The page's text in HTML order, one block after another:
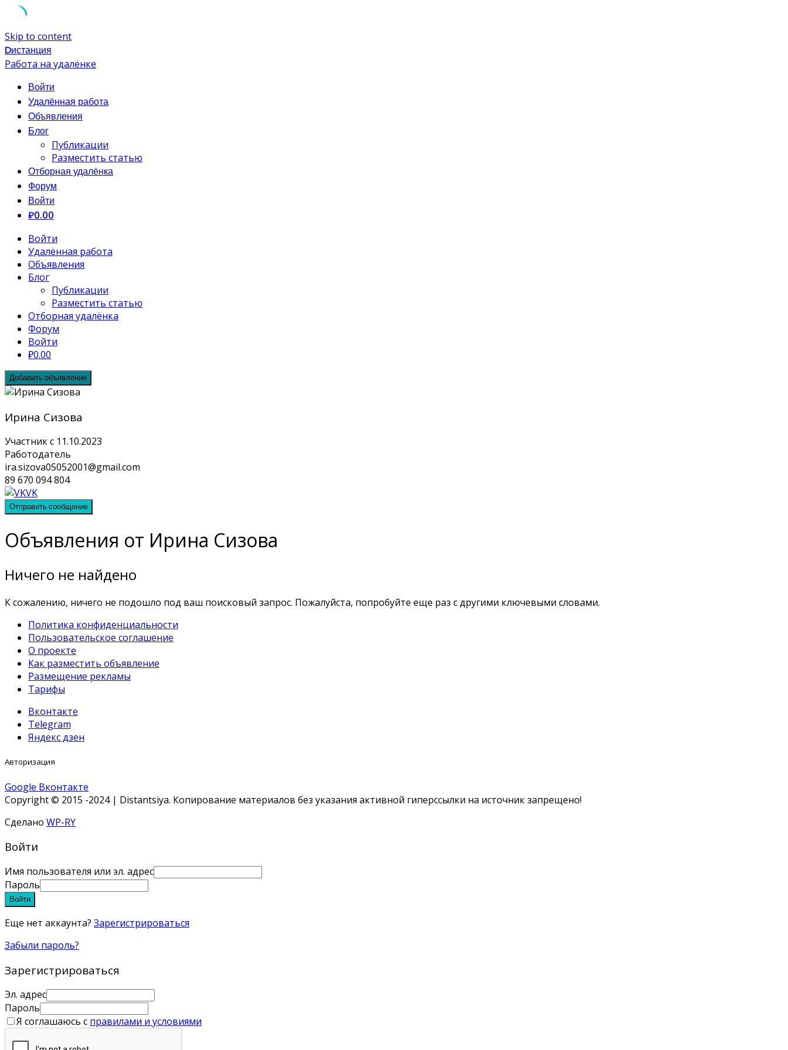
Skip to content
Dистанция
Работа на удалёнке
Войти
Удалённая работа
Объявления
Блог
Публикации
Разместить статью
Отборная удалёнка
Форум
Войти
₽0.00
Войти
Удалённая работа
Объявления
Блог
Публикации
Разместить статью
Отборная удалёнка
Форум
Войти
₽0.00
Добавить объявление
Ирина Сизова
Участник с 11.10.2023
Работодатель
ira.sizova05052001@gmail.com
89 670 094 804
VK
Отправить сообщение
Объявления от Ирина Сизова
Ничего не найдено
К сожалению, ничего не подошло под ваш поисковый запрос. Пожалуйста, попробуйте еще раз с другими ключевыми словами.
Политика конфиденциальности
Пользовательское соглашение
О проекте
Как разместить объявление
Размещение рекламы
Тарифы
Вконтакте
Telegram
Яндекс дзен
Авторизация
Google Вконтакте
Copyright © 2015 -2024 | Distantsiya. Копирование материалов без указания активной гиперссылки на источник запрещено!
Сделано WP-RY
Войти
Имя пользователя или эл. адрес
Пароль
Войти
Еще нет аккаунта? Зарегистрироваться
Забыли пароль?
Зарегистрироваться
Эл. адрес
Пароль
Я соглашаюсь с правилами и условиями